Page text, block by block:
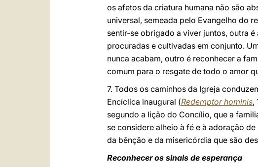
os afetos da criatura humana não são
universal, semeada pelo Evangelho do
sentir-se obrigado a viver juntos, outra
procuradas e cultivadas em conjunto.
nunca acabam, outro é reconhecer a
comum para o resgate de todo o amor
7. Todos os caminhos da Igreja
Encíclica inaugural (Redemptor hominis,
segundo a lição do Concílio, que a
se considere alheio à fé e à adoração
da bênção e da misericórdia que são
Reconhecer os sinais de esperança